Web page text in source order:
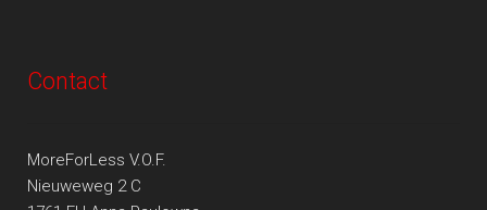
Contact
MoreForLess V.O.F.
Nieuweweg 2 C